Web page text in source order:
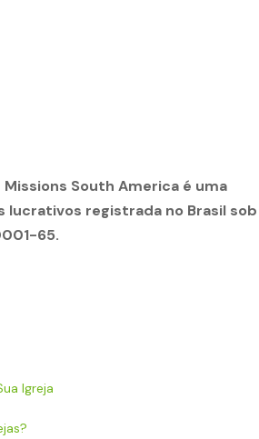
South America é uma
lucrativos registrada no Brasil sob
65.
Igreja